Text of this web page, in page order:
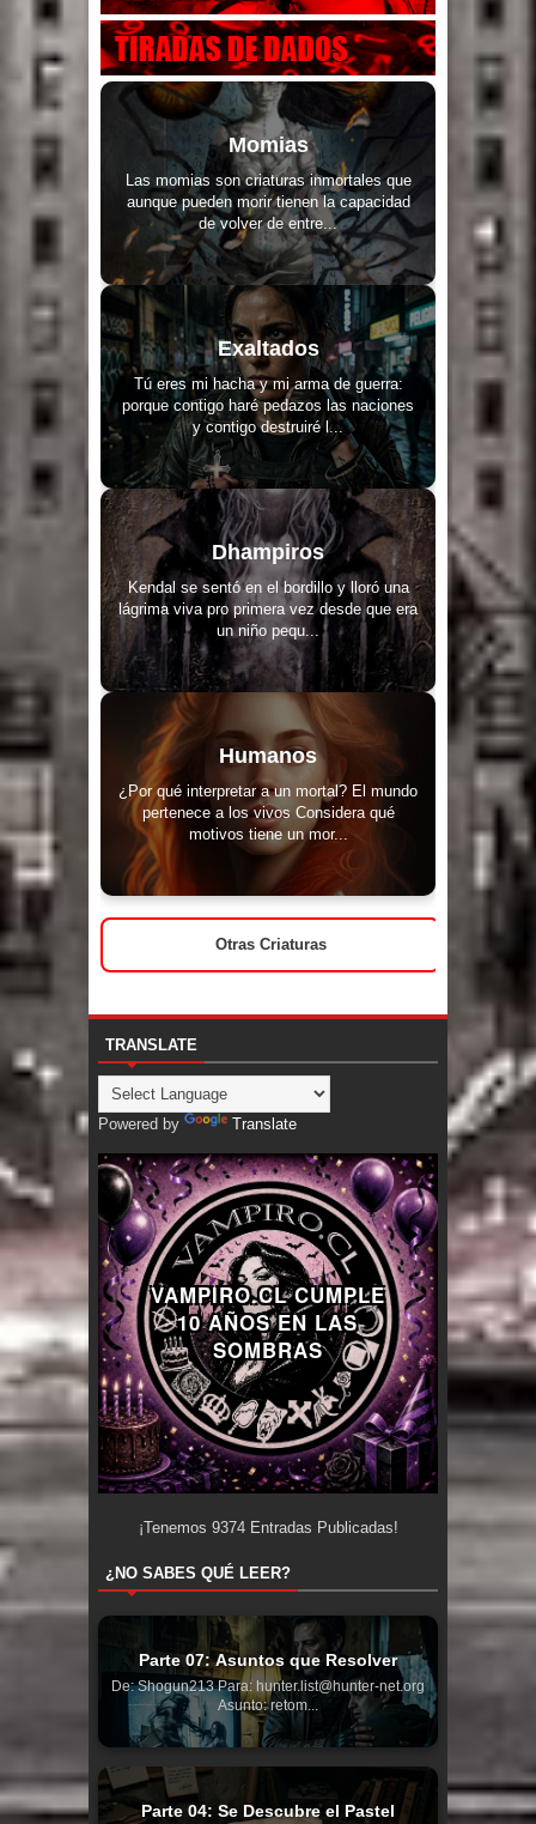
Momias
Las momias son criaturas inmortales que
aunque pueden morir tienen la capacidad
de volver de entre...
Exaltados
Tú eres mi hacha y mi arma de guerra:
porque contigo haré pedazos las naciones
y contigo destruiré l...
Dhampiros
Kendal se sentó en el bordillo y lloró una
lágrima viva pro primera vez desde que era
un niño pequ...
Humanos
¿Por qué interpretar a un mortal? El mundo
pertenece a los vivos Considera qué
motivos tiene un mor...
Otras Criaturas
TRANSLATE
Powered by Translate
VAMPIRO.CL CUMPLE
10 AÑOS EN LAS
SOMBRAS
¡Tenemos 9374Entradas Publicadas!
¿NO SABES QUÉ LEER?
Parte 07: Asuntos que Resolver
De: Shogun213 Para: hunter.list@hunter-net.org
Asunto: retom...
Parte 04: Se Descubre el Pastel